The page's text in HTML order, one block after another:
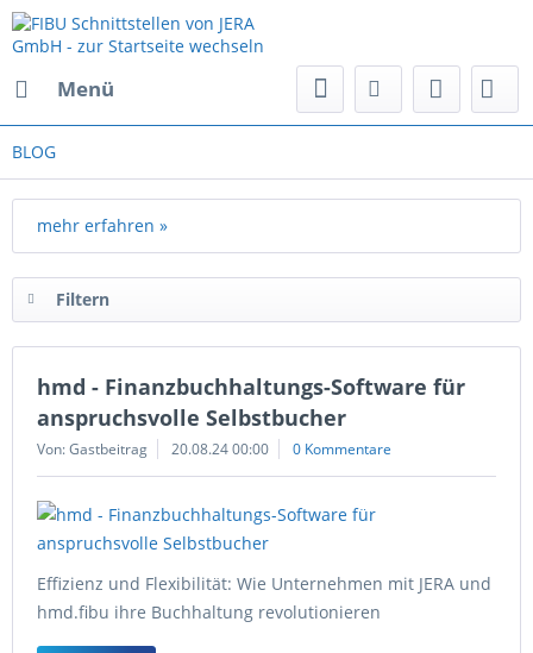
Menü
BLOG
mehr erfahren »
Filtern
hmd - Finanzbuchhaltungs-Software für
anspruchsvolle Selbstbucher
Von: Gastbeitrag 20.08.24 00:00 0 Kommentare
Effizienz und Flexibilität: Wie Unternehmen mit JERA und
hmd.fibu ihre Buchhaltung revolutionieren